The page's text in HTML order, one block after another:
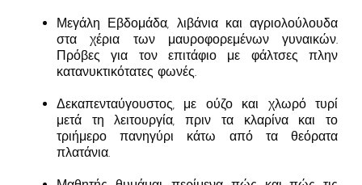
Μεγάλη Εβδομάδα, λιβάνια και αγριολούλουδα
στα χέρια των μαυροφορεμένων γυναικών.
Πρόβες για τον επιτάφιο με φάλτσες πλην
κατανυκτικότατες φωνές.
Δεκαπενταύγουστος, με ούζο και χλωρό τυρί
μετά τη λειτουργία, πριν τα κλαρίνα και το
τριήμερο πανηγύρι κάτω από τα θεόρατα
πλατάνια.